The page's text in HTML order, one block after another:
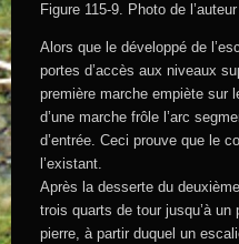
Figure 115-9. Photo de l’auteur
Alors que le développé de
portes d’accès aux niveaux
première marche empiète sur
d’une marche frôle l’arc
d’entrée. Ceci prouve que le
l’existant.
Après la desserte du
trois quarts de tour jusqu’à
pierre, à partir duquel un